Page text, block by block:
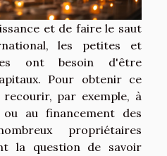
et de faire le saut
les petites et
ont besoin d'être
Pour obtenir ce
recourir, par exemple, à
au financement des
propriétaires
la question de savoir